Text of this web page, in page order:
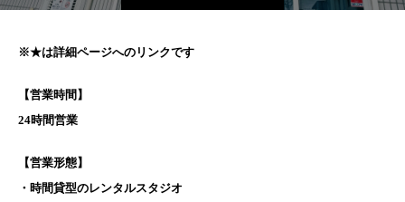
※★は詳細ページへのリンクです
【営業時間】
24時間営業
【営業形態】
・時間貸型のレンタルスタジオ